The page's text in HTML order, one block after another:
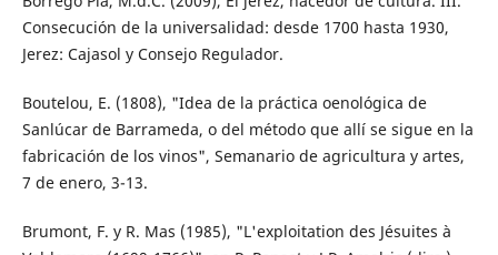
Consecución de la universalidad: desde 1700 hasta 1930,
Jerez: Cajasol y Consejo Regulador.
Boutelou, E. (1808), "Idea de la práctica oenológica de
Sanlúcar de Barrameda, o del método que allí se sigue en la
fabricación de los vinos", Semanario de agricultura y artes,
7 de enero, 3-13.
Brumont, F. y R. Mas (1985), "L'exploitation des Jésuites à